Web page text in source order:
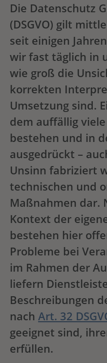
Die Datenschutz
(DSGVO) gilt
seit einigen
wir fast täglich in
wie groß die
korrekten
Umsetzung sind.
dem auffällig
bestehen und in
ausgedrückt –
Unsinn fabriziert
technischen und
Maßnahmen dar.
Kontext der
bestehen hier
Probleme bei
im Rahmen der
liefern
Beschreibungen
nach Art. 32
geeignet sind,
erfüllen.